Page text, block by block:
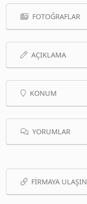
FOTOĞRAFLAR
AÇIKLAMA
KONUM
YORUMLAR
FIRMAYA ULAŞIN